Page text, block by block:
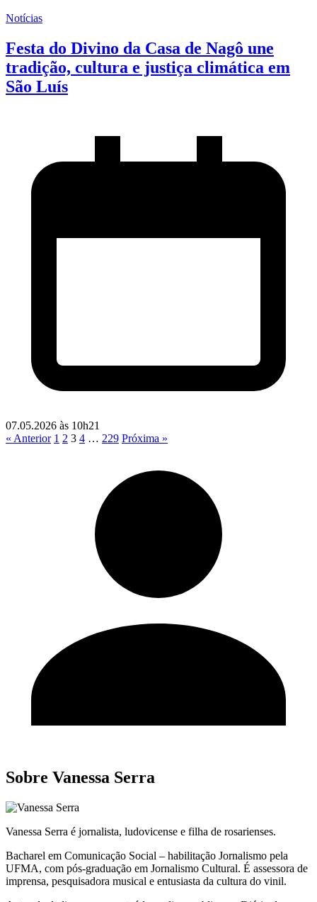
Notícias
Festa do Divino da Casa de Nagô une
tradição, cultura e justiça climática em
São Luís
07.05.2026 às 10h21
Paginação
« Anterior 1 2 3 4 … 229 Próxima »
Sobre Vanessa Serra
Vanessa Serra é jornalista, ludovicense e filha de rosarienses.
Bacharel em Comunicação Social – habilitação Jornalismo pela
UFMA, com pós-graduação em Jornalismo Cultural. É assessora de
imprensa, pesquisadora musical e entusiasta da cultura do vinil.